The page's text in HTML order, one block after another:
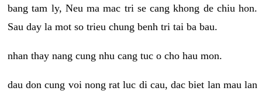
bang tam ly, Neu ma mac tri se cang khong de chiu hon.
Sau day la mot so trieu chung benh tri tai ba bau.
nhan thay nang cung nhu cang tuc o cho hau mon.
dau don cung voi nong rat luc di cau, dac biet lan mau lan